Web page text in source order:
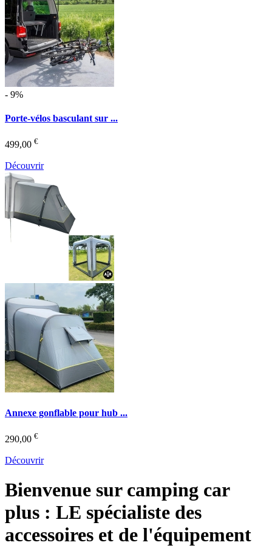
- 9%
Porte-vélos basculant sur ...
499,00 €
Découvrir
Annexe gonflable pour hub ...
290,00 €
Découvrir
Bienvenue sur camping car
plus : LE spécialiste des
accessoires et de l'équipement